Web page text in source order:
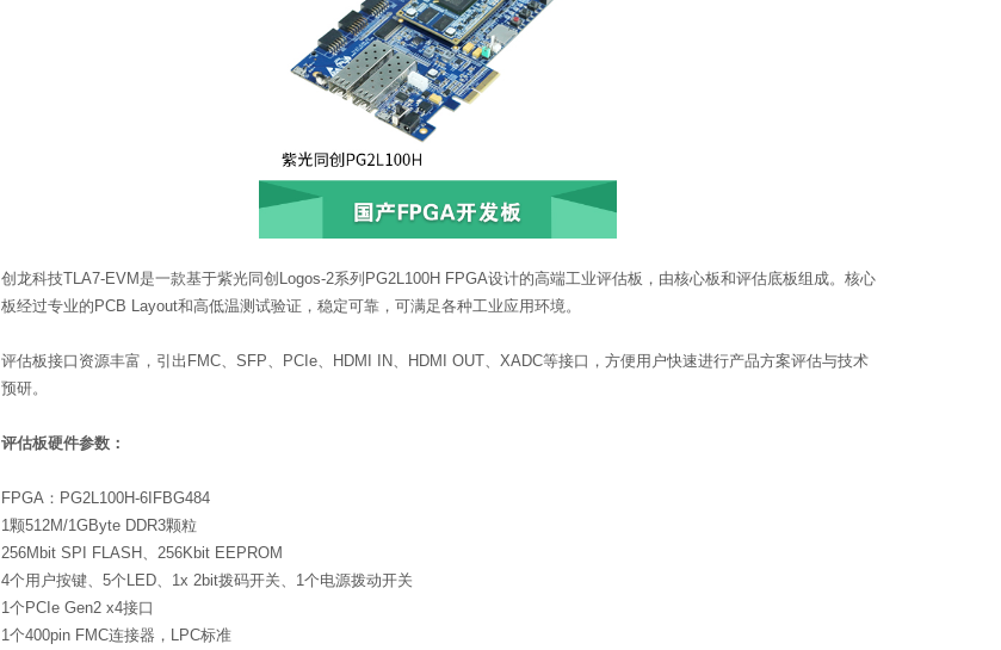
创龙科技TLA7-EVM是一款基于紫光同创Logos-2系列PG2L100H FPGA设计的高端工业评估板，由核心板和评估底板组成。核心
板经过专业的PCB Layout和高低温测试验证，稳定可靠，可满足各种工业应用环境。
评估板接口资源丰富，引出FMC、SFP、PCIe、HDMI IN、HDMI OUT、XADC等接口，方便用户快速进行产品方案评估与技术
预研。
评估板硬件参数：
FPGA：PG2L100H-6IFBG484
1颗512M/1GByte DDR3颗粒
256Mbit SPI FLASH、256Kbit EEPROM
4个用户按键、5个LED、1x 2bit拨码开关、1个电源拨动开关
1个PCIe Gen2 x4接口
1个400pin FMC连接器，LPC标准